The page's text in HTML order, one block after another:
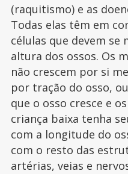
(raquitismo) e as
Todas elas têm em
células que devem
altura dos ossos. Os
não crescem por si
por tração do osso,
que o osso cresce e
criança baixa tenha
com a longitude do
com o resto das
artérias, veias e